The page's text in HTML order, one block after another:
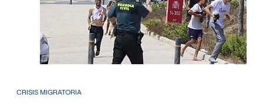
CRISIS MIGRATORIA